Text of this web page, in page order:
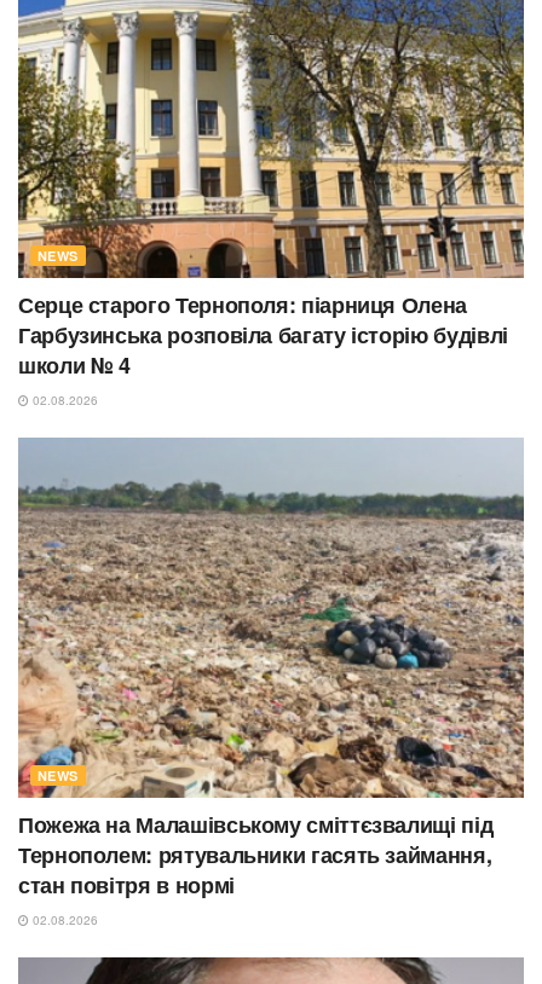
NEWS
Серце старого Тернополя: піарниця Олена
Гарбузинська розповіла багату історію будівлі
школи № 4
02.08.2026
NEWS
Пожежа на Малашівському сміттєзвалищі під
Тернополем: рятувальники гасять займання,
стан повітря в нормі
02.08.2026